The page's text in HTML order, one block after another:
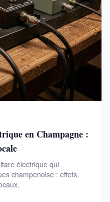
en Champagne :
électrique qui
champenoise : effets,